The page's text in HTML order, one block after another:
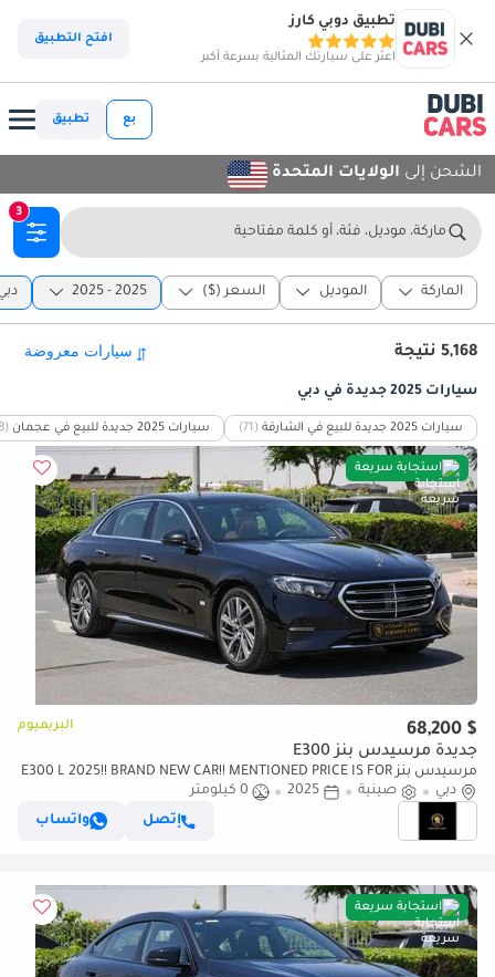
تطبيق دوبي كارز
اعثر على سيارتك المثالية بسرعة أكبر
افتح التطبيق
بع تطبيق
الشحن إلى الولايات المتحدة
ماركة، موديل، فئة، أو كلمة مفتاحية
3
الماركة الموديل السعر ($) 2025 - 2025
5,168 نتيجة
سيارات 2025 جديدة في دبي
سيارات 2025 جديدة للبيع في الشارقة (71) سيارات 2025 جديدة للبيع في عجمان
استجابة سريعة
$ 68,200 البريميوم
جديدة مرسيدس بنز E300
مرسيدس بنز E300 L 2025!! BRAND NEW CAR!! MENTIONED PRICE IS FOR
EXPORT ONLY
دبي صينية 2025
0 كيلومتر
إتصل
واتساب
استجابة سريعة